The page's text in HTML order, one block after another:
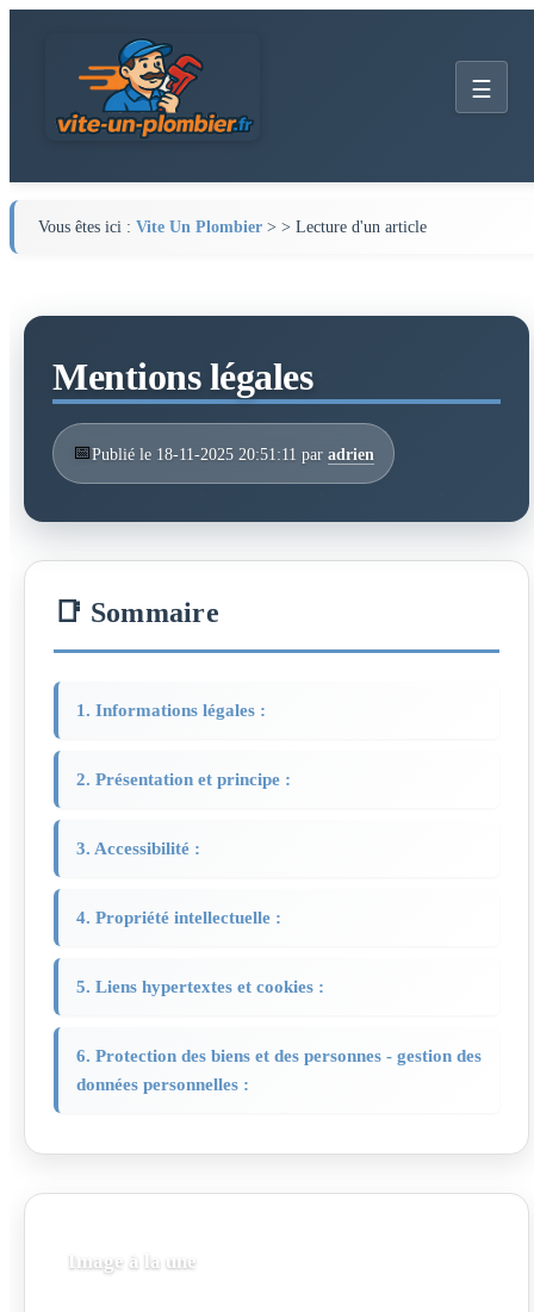
☰
Vous êtes ici : Vite Un Plombier > > Lecture d'un article
Mentions légales
📅Publié le 18-11-2025 20:51:11 par adrien
Image à la une
📑 Sommaire
1. Informations légales :
2. Présentation et principe :
3. Accessibilité :
4. Propriété intellectuelle :
5. Liens hypertextes et cookies :
6. Protection des biens et des personnes - gestion des
données personnelles :